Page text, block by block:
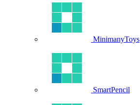
MinimanyToys
SmartPencil